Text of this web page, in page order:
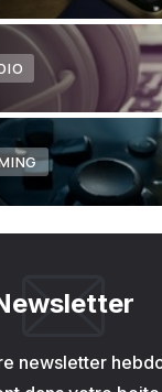
newsletter